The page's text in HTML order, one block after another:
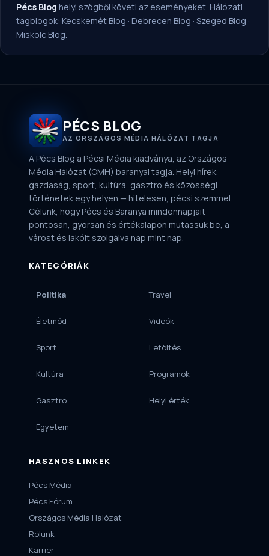
Pécs Blog helyi szögből követi az eseményeket. Hálózati
tagblogok: Kecskemét Blog · Debrecen Blog · Szeged Blog ·
Miskolc Blog
PÉCS BLOG
AZ ORSZÁGOS MÉDIA HÁLÓZAT TAGJA
A Pécs Blog a Pécsi Média kiadványa, az Országos
Média Hálózat (OMH) baranyai tagja. Helyi hírek,
gazdaság, sport, kultúra, gasztro és közösségi
történetek egy helyen — hitelesen, pécsi szemmel.
Célunk, hogy Pécs és Baranya mindennapjait
pontosan, gyorsan és értékalapon mutassuk be, a
várost és lakóit szolgálva nap mint nap.
KATEGÓRIÁK
Politika
Életmód
Sport
Kultúra
Gasztro
Egyetem
Travel
Videók
Letöltés
Programok
Helyi érték
HASZNOS LINKEK
Pécs Média
Pécs Fórum
Országos Média Hálózat
Rólunk
Karrier